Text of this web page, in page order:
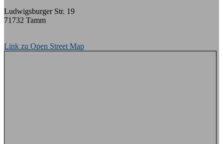
Ludwigsburger Str. 19
71732 Tamm
Link zu Open Street Map